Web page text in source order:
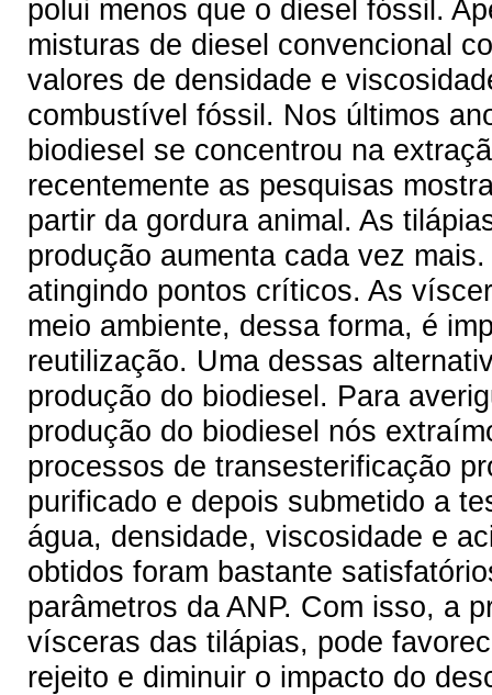
polui menos que o diesel fóssil.
misturas de diesel convencional
valores de densidade e
combustível fóssil. Nos últimos
biodiesel se concentrou na
recentemente as pesquisas
partir da gordura animal. As
produção aumenta cada vez
atingindo pontos críticos. As
meio ambiente, dessa forma, é
reutilização. Uma dessas
produção do biodiesel. Para
produção do biodiesel nós
processos de transesterificação
purificado e depois submetido a
água, densidade, viscosidade e
obtidos foram bastante
parâmetros da ANP. Com isso, a
vísceras das tilápias, pode
rejeito e diminuir o impacto do